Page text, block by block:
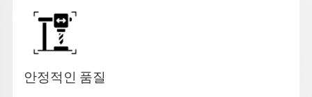
안정적인 품질